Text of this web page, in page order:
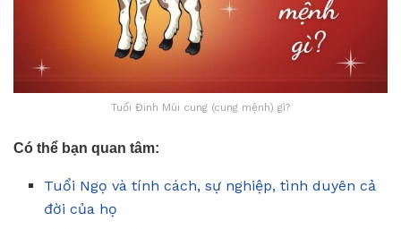
Tuổi Đinh Mùi cung (cung mệnh) gì?
Có thể bạn quan tâm:
Tuổi Ngọ và tính cách, sự nghiệp, tình duyên cả
đời của họ